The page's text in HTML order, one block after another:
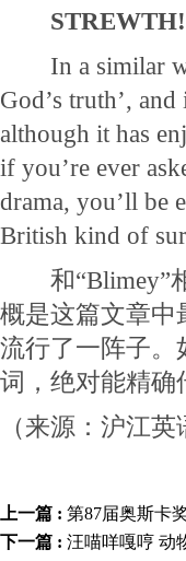
STREWTH!
In a similar
God’s truth’,
although it has
if you’re ever
drama, you’ll be
British kind of
和“Blimey”相
概是这篇文章中
流行了一阵子。
词，绝对能精确
（来源：沪江英
上一篇 : 第87届奥斯卡
下一篇 : 汪喵咩嘎哼 动